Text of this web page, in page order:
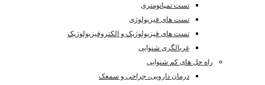
تست تمپانومتری
تست های فیزیولوژی
تست های فیزیولوژیک و الکتروفیزیولوژیک
غربالگری شنوایی
راه حل های کم شنوایی
درمان دارویی، جراحی و سمعک